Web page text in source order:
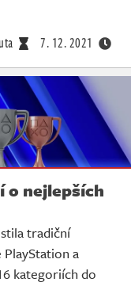
7. 12. 2021
o nejlepších
tradiční
a
kategoriích do